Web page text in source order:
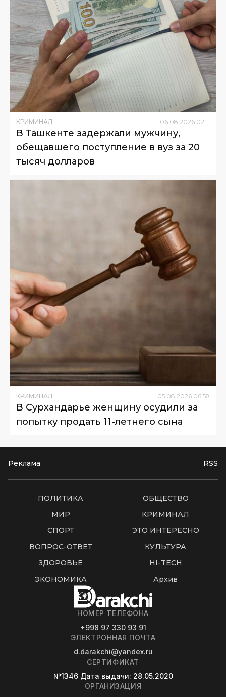
КРИМИНАЛ 06.08.2026 02:11
В Ташкенте задержали мужчину,
обещавшего поступление в вуз за 20
тысяч долларов
КРИМИНАЛ 05.08.2026 06:58
В Сурхандарье женщину осудили за
попытку продать 11-летнего сына
Реклама RSS
ПОЛИТИКА
ОБЩЕСТВО
МИР
КРИМИНАЛ
СПОРТ
ЭТО ИНТЕРЕСНО
ВОПРОС-ОТВЕТ
КУЛЬТУРА
ЗДОРОВЬЕ
HI-TECH
ЭКОНОМИКА
Архив
НОМЕР ТЕЛЕФОНА
+998 97 330 93 91
ЭЛЕКТРОННАЯ ПОЧТА
d.darakchi@yandex.ru
СЕРТИФИКАТ
№1346 Дата выдачи: 28.05.2020
ОРГАНИЗАЦИЯ